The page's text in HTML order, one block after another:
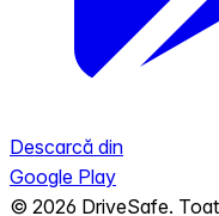
Descarcă din
Google Play
© 2026 DriveSafe.